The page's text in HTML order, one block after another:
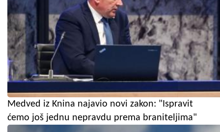
Medved iz Knina najavio novi zakon: "Ispravit
ćemo još jednu nepravdu prema braniteljima"